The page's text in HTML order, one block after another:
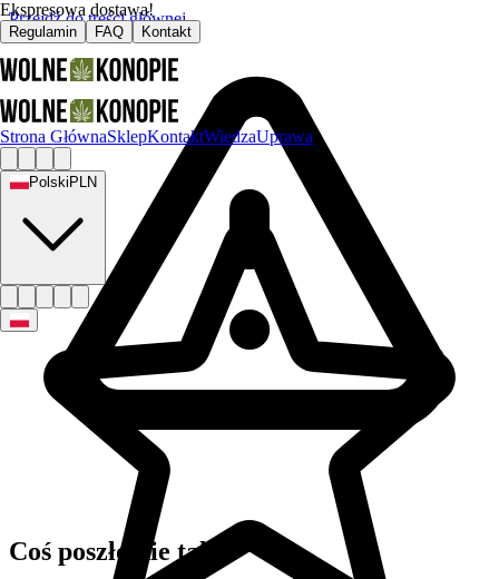
Przejdź do treści głównej
Ekspresowa dostawa!
Regulamin FAQ Kontakt
Strona GłównaSklepKontaktWiedzaUprawa
Polski PLN
Coś poszło nie tak